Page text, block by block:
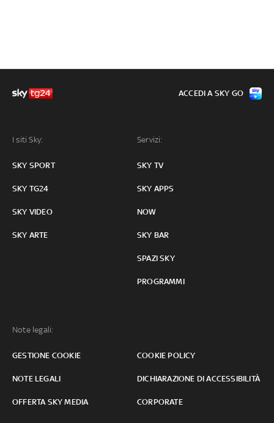
I siti Sky:
SKY SPORT
SKY TG24
SKY VIDEO
SKY ARTE
Servizi:
SKY TV
SKY APPS
NOW
SKY BAR
SPAZI SKY
PROGRAMMI
Note legali:
GESTIONE COOKIE COOKIE POLICY
NOTE LEGALI DICHIARAZIONE DI ACCESSIBILITÀ
OFFERTA SKY MEDIA CORPORATE
ACCEDI A SKY GO